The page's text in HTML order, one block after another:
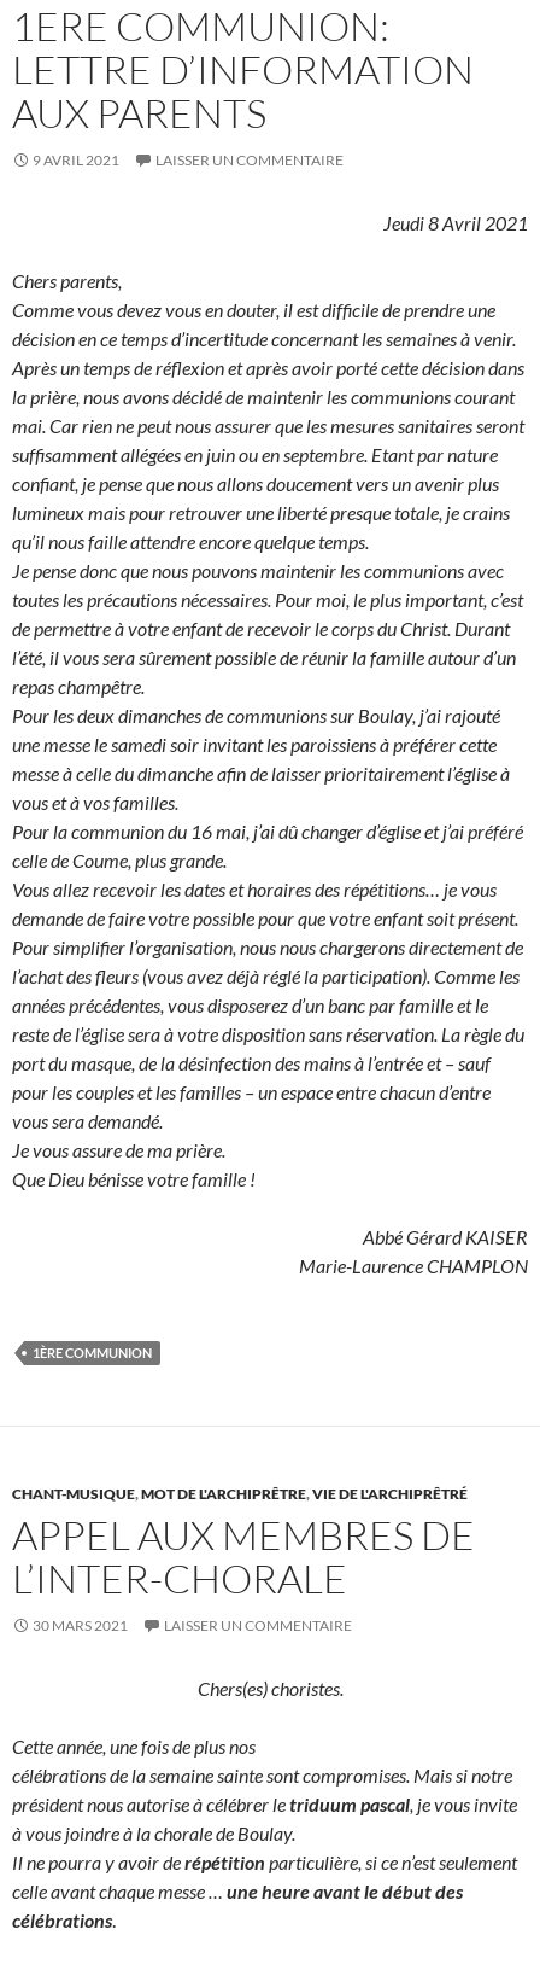
1ERE COMMUNION:
LETTRE D’INFORMATION
AUX PARENTS
9 AVRIL 2021 LAISSER UN COMMENTAIRE
Jeudi 8 Avril 2021
Chers parents,
Comme vous devez vous en douter, il est difficile de prendre une
décision en ce temps d’incertitude concernant les semaines à venir.
Après un temps de réflexion et après avoir porté cette décision dans
la prière, nous avons décidé de maintenir les communions courant
mai. Car rien ne peut nous assurer que les mesures sanitaires seront
suffisamment allégées en juin ou en septembre. Etant par nature
confiant, je pense que nous allons doucement vers un avenir plus
lumineux mais pour retrouver une liberté presque totale, je crains
qu’il nous faille attendre encore quelque temps.
Je pense donc que nous pouvons maintenir les communions avec
toutes les précautions nécessaires. Pour moi, le plus important, c’est
de permettre à votre enfant de recevoir le corps du Christ. Durant
l’été, il vous sera sûrement possible de réunir la famille autour d’un
repas champêtre.
Pour les deux dimanches de communions sur Boulay, j’ai rajouté
une messe le samedi soir invitant les paroissiens à préférer cette
messe à celle du dimanche afin de laisser prioritairement l’église à
vous et à vos familles.
Pour la communion du 16 mai, j’ai dû changer d’église et j’ai préféré
celle de Coume, plus grande.
Vous allez recevoir les dates et horaires des répétitions… je vous
demande de faire votre possible pour que votre enfant soit présent.
Pour simplifier l’organisation, nous nous chargerons directement de
l’achat des fleurs (vous avez déjà réglé la participation). Comme les
années précédentes, vous disposerez d’un banc par famille et le
reste de l’église sera à votre disposition sans réservation. La règle du
port du masque, de la désinfection des mains à l’entrée et – sauf
pour les couples et les familles – un espace entre chacun d’entre
vous sera demandé.
Je vous assure de ma prière.
Que Dieu bénisse votre famille !
Abbé Gérard KAISER
Marie-Laurence CHAMPLON
1ÈRE COMMUNION
CHANT-MUSIQUE,MOT DE L'ARCHIPRÊTRE,VIE DE L'ARCHIPRÊTRÉ
APPEL AUX MEMBRES DE
L’INTER-CHORALE
30 MARS 2021 LAISSER UN COMMENTAIRE
Chers(es) choristes.
Cette année, une fois de plus nos
célébrations de la semaine sainte sont compromises. Mais si notre
président nous autorise à célébrer letriduum pascal, je vous invite
à vous joindre à la chorale de Boulay.
Il ne pourra y avoir derépétition particulière, si ce n’est seulement
celle avant chaque messe … une heure avant le début des
célébrations.